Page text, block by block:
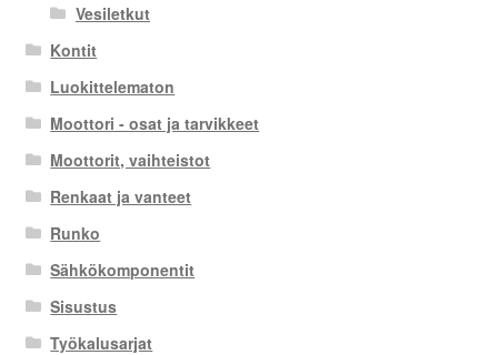
Vesiletkut
Kontit
Luokittelematon
Moottori - osat ja tarvikkeet
Moottorit, vaihteistot
Renkaat ja vanteet
Runko
Sähkökomponentit
Sisustus
Työkalusarjat